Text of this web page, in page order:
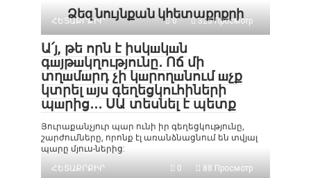
Ձեզ նույնքան կհետաքրքրի
ՀԵՏԱՔՐՔԻՐ 0 325 Просмотр
Ա՛յ, թե որն է իսկшկшն
գшյթшկղությունը․ Ոճ մի
տղшմшրդ չի կшրողшնում шչք
կտրել шյս գեղեցկուհիների
պшրից․․․ ՍԱ տեսնել է պետք
Յուրաքանչյուր պար ունի իր գեղեցկությունը,
շարժումները, որոնք էլ առանձնացնում են տվյալ
պարը մյուս-ներից:
ՀԵՏԱՔՐՔԻՐ
0 88 Просмотр